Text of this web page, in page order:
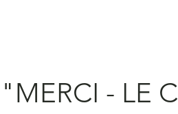
"MERCI - LE